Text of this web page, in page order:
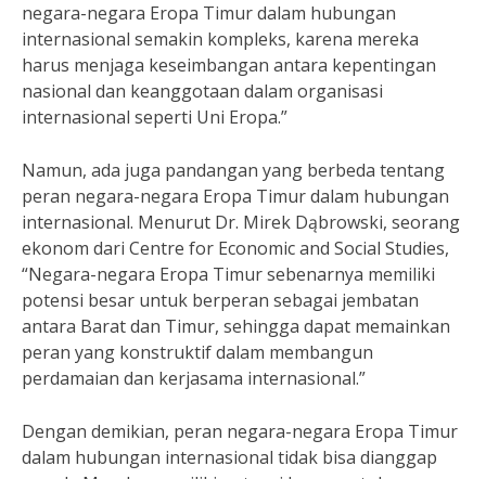
negara-negara Eropa Timur dalam hubungan
internasional semakin kompleks, karena mereka
harus menjaga keseimbangan antara kepentingan
nasional dan keanggotaan dalam organisasi
internasional seperti Uni Eropa.”
Namun, ada juga pandangan yang berbeda tentang
peran negara-negara Eropa Timur dalam hubungan
internasional. Menurut Dr. Mirek Dąbrowski, seorang
ekonom dari Centre for Economic and Social Studies,
“Negara-negara Eropa Timur sebenarnya memiliki
potensi besar untuk berperan sebagai jembatan
antara Barat dan Timur, sehingga dapat memainkan
peran yang konstruktif dalam membangun
perdamaian dan kerjasama internasional.”
Dengan demikian, peran negara-negara Eropa Timur
dalam hubungan internasional tidak bisa dianggap